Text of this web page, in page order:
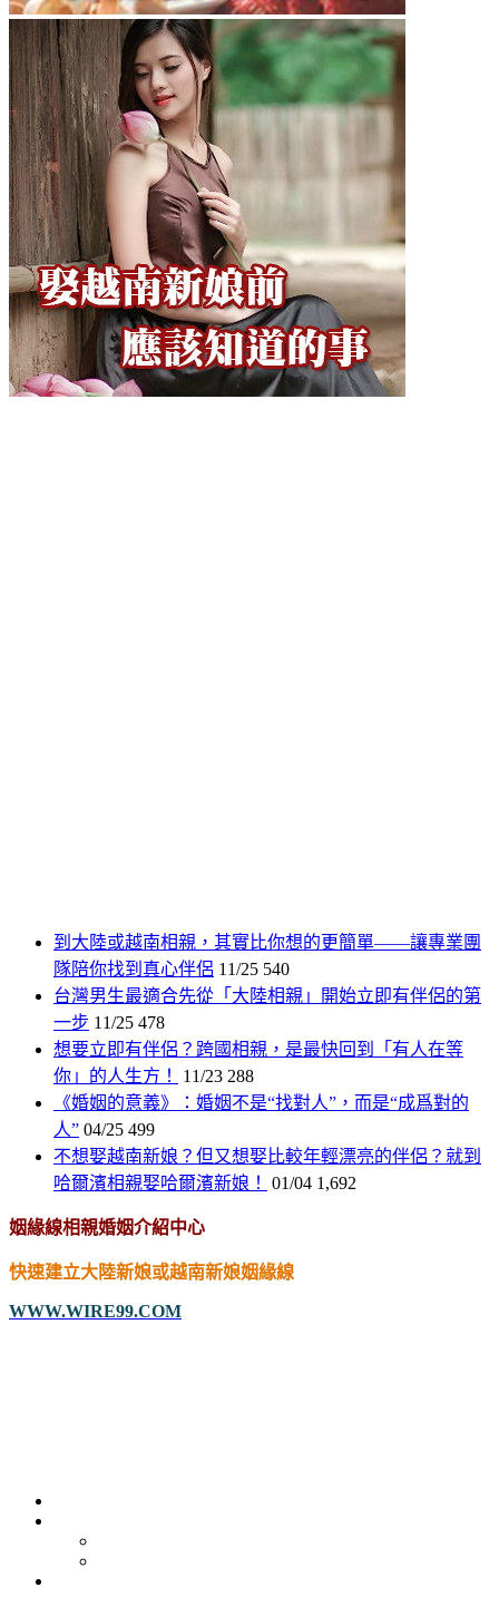
到大陸或越南相親，其實比你想的更簡單——讓專業團
隊陪你找到真心伴侶 11/25 540
台灣男生最適合先從「大陸相親」開始立即有伴侶的第
一步 11/25 478
想要立即有伴侶？跨國相親，是最快回到「有人在等
你」的人生方！
11/23 288
《婚姻的意義》：婚姻不是“找對人”，而是“成爲對的
人” 04/25 499
不想娶越南新娘？但又想娶比較年輕漂亮的伴侶？就到
哈爾濱相親娶哈爾濱新娘！
01/04 1,692
姻緣線相親婚姻介紹中心
快速建立大陸新娘或越南新娘姻緣線
WWW.WIRE99.COM